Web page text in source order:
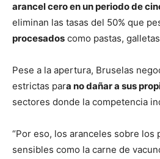
arancel cero en un periodo de
eliminan las tasas del 50% que
procesados como pastas,
Pese a la apertura, Bruselas
estrictas para no dañar a sus
sectores donde la competencia
“Por eso, los aranceles sobre los
sensibles como la carne de